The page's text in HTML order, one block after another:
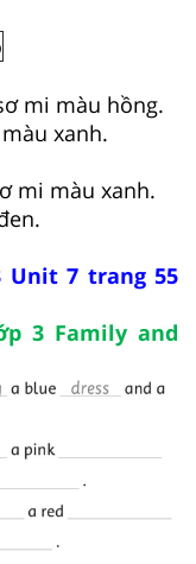
mi màu hồng.
xanh.
mi màu xanh.
Unit 7 trang 55
3 Family and